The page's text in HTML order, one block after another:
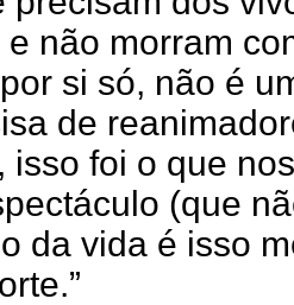
não morram
si só, não é
de
isso foi o que
(que
da vida é isso